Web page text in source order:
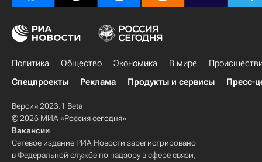
Политика Общество Экономика В мире
Спецпроекты
Реклама Продукты и сервисы Пресс-
Версия 2023.1 Beta
© 2026 МИА «Россия сегодня»
Вакансии
Сетевое издание РИА Новости зарегистрировано
в Федеральной службе по надзору в сфере связи,